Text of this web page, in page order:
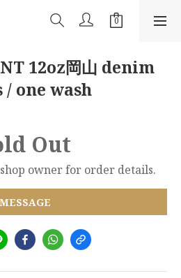
12oz岡山 denim
/ one wash
Out
owner for order details.
MESSAGE